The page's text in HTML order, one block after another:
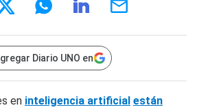
Diario UNO en
en inteligencia artificial están